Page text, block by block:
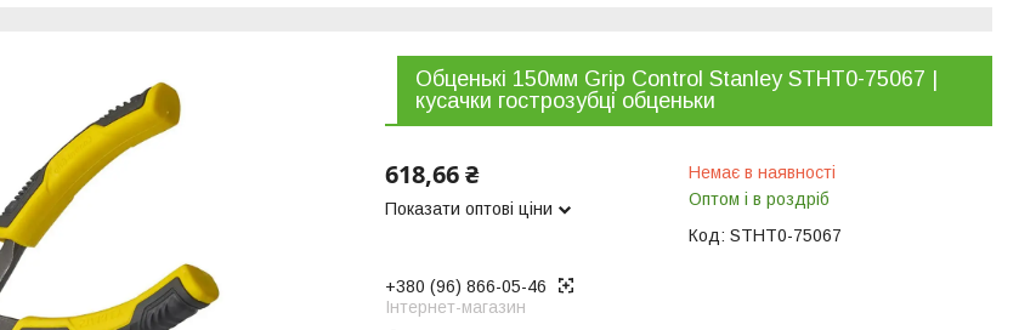
Обценькі 150мм Grip Control Stanley STHT0-75067 |
кусачки гострозубці обценьки
618,66 ₴
Показати оптові ціни
Немає в наявності
Оптом і в роздріб
Код: STHT0-75067
+380 (96) 866-05-46
Інтернет-магазин